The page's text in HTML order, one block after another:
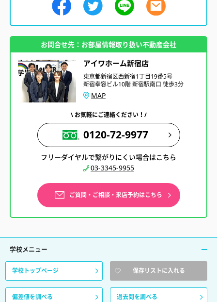
お問合せ先：お部屋情報取り扱い不動産会社
アイワホーム新宿店
東京都新宿区西新宿1丁目19番5号
新宿幸容ビル10階 新宿駅南口 徒歩3分
MAP
\ お気軽にご連絡ください！/
0120-72-9977
フリーダイヤルで繋がりにくい場合はこちら
03-3345-9955
ご質問・ご相談・来店予約はこちら
学校メニュー
学校トップページ 保存リストに入れる
偏差値を調べる 過去問を調べる